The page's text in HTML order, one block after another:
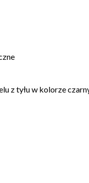
z tyłu w kolorze